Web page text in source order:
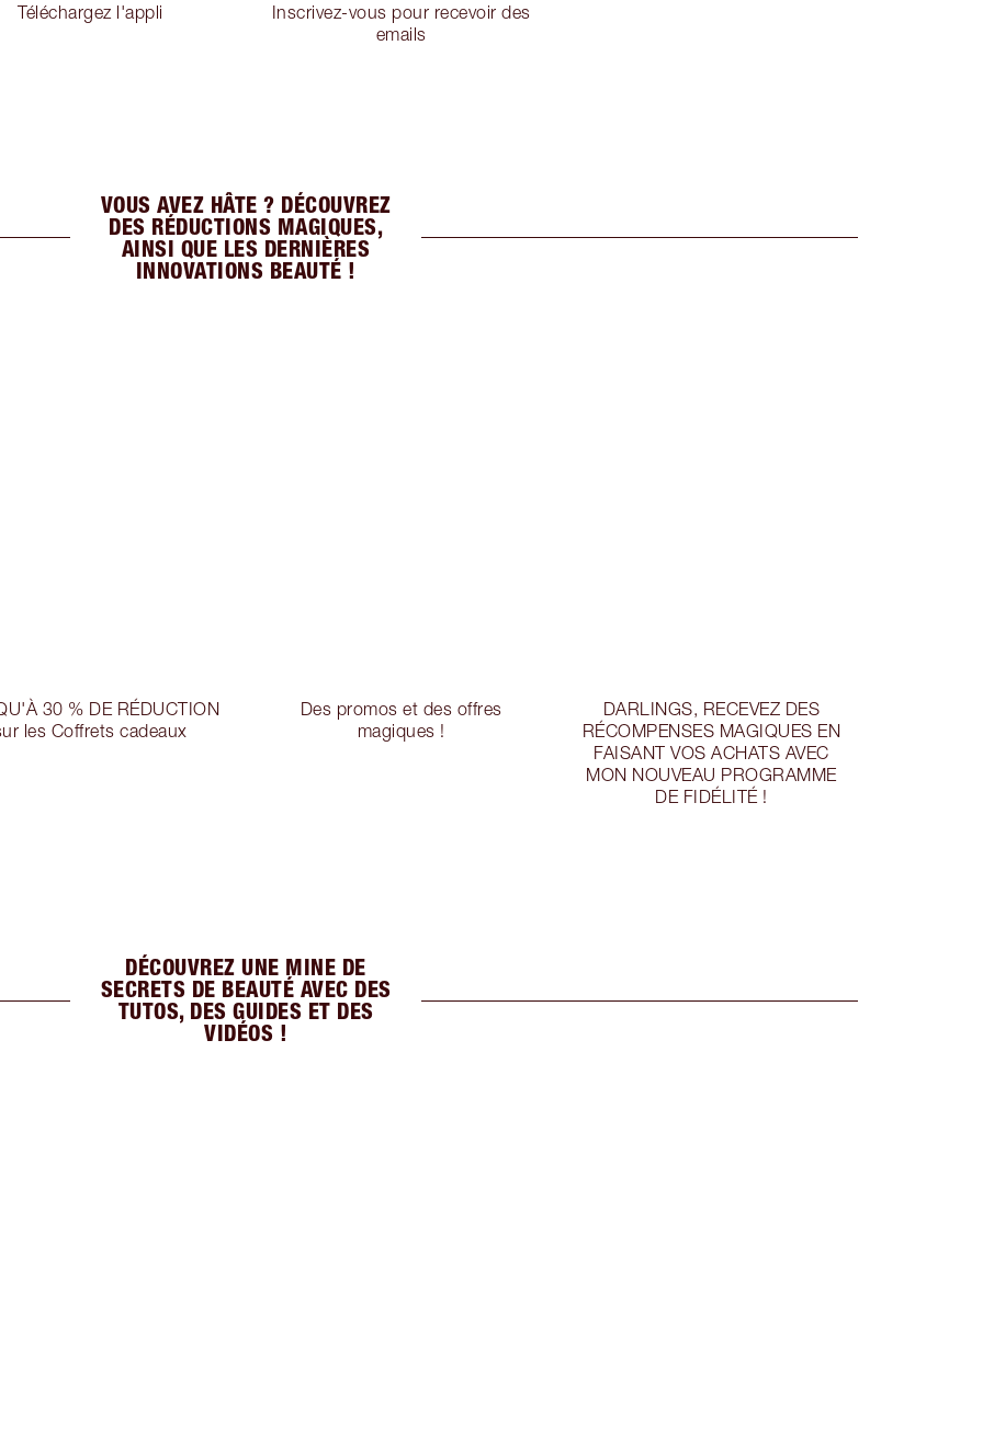
Téléchargez l'appli
Inscrivez-vous pour recevoir des
emails
VOUS AVEZ HÂTE ? DÉCOUVREZ
DES RÉDUCTIONS MAGIQUES,
AINSI QUE LES DERNIÈRES
INNOVATIONS BEAUTÉ !
30 % DE RÉDUCTION
les Coffrets cadeaux
Des promos et des offres
magiques !
DARLINGS, RECEVEZ DES
RÉCOMPENSES MAGIQUES EN
FAISANT VOS ACHATS AVEC
MON NOUVEAU PROGRAMME
DE FIDÉLITÉ !
DÉCOUVREZ UNE MINE DE
SECRETS DE BEAUTÉ AVEC DES
TUTOS, DES GUIDES ET DES
VIDÉOS !